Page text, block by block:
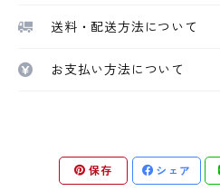
送料・配送方法について
お支払い方法について
保存 シェア